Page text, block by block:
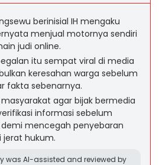
berinisial IH mengaku
menjual motornya sendiri
judi online.
itu sempat viral di media
keresahan warga sebelum
fakta sebenarnya.
agar bijak bermedia
informasi sebelum
mencegah penyebaran
jerat hukum.
was AI-assisted and reviewed by